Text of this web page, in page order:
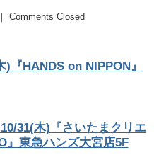
｜ Comments Closed
『HANDS on NIPPON』
31(木)『さいたまクリエ
』東急ハンズ大宮店5F